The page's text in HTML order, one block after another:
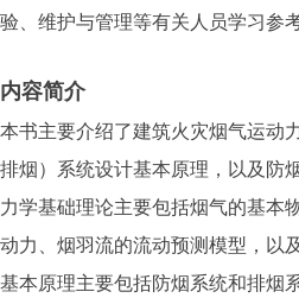
验、维护与管理等有关人员学习参考
内容简介
本书主要介绍了建筑火灾烟气运动
排烟）系统设计基本原理，以及防
力学基础理论主要包括烟气的基本
动力、烟羽流的流动预测模型，以
基本原理主要包括防烟系统和排烟